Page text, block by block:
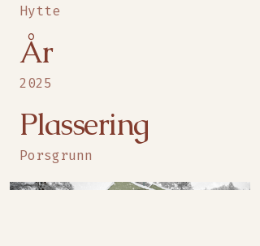
Hytte
År
2025
Plassering
Porsgrunn